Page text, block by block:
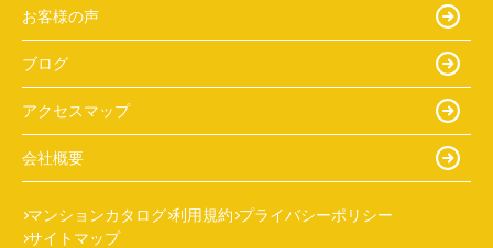
お客様の声
ブログ
アクセスマップ
会社概要
マンションカタログ 利用規約 プライバシーポリシー
サイトマップ